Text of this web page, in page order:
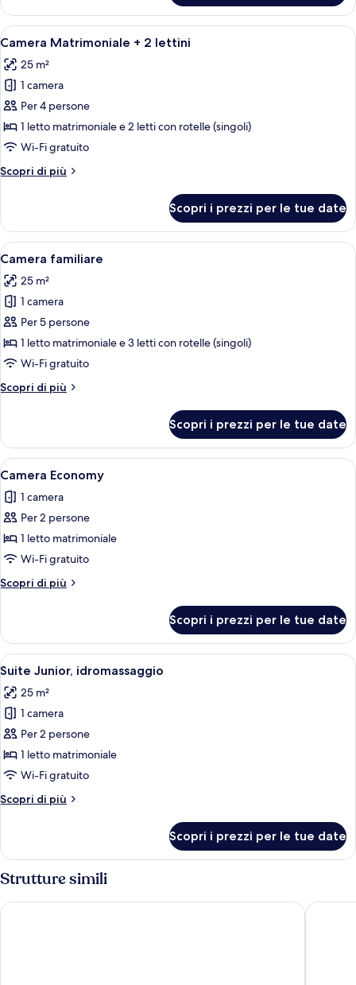
Matrimoniale
lettino
Apri
tutte
le
foto
per
Camera
Matrimoniale
2
Camera d'albergo con due letti, una
4
Camera Matrimoniale + 2 lettini
25 m²
1 camera
Per 4 persone
1 letto matrimoniale e 2 letti con rotelle (singoli)
Wi-Fi gratuito
Scopri di più
Altri
Matrimoniale
2
Scopri i prezzi per le tue date
Apri
tutte
le
foto
per
Camera
familiare
Una camera d'albergo con un letto,
4
Camera familiare
25 m²
1 camera
Per 5 persone
1 letto matrimoniale e 3 letti con rotelle (singoli)
Wi-Fi gratuito
Scopri di più
Altri
familiare
Scopri i prezzi per le tue date
Apri
tutte
le
foto
per
Camera
Economy
Minibar, una cassaforte in camera,
4
Camera Economy
1 camera
Per 2 persone
1 letto matrimoniale
Wi-Fi gratuito
Scopri di più
Altri
Economy
Scopri i prezzi per le tue date
Apri
tutte
le
foto
per
Suite
Junior,
Una camera d'albergo con un letto,
6
Suite Junior, idromassaggio
25 m²
1 camera
Per 2 persone
1 letto matrimoniale
Wi-Fi gratuito
Scopri di più
Altri
Junior,
Scopri i prezzi per le tue date
Strutture simili
Hotel Smeraldo Hotel